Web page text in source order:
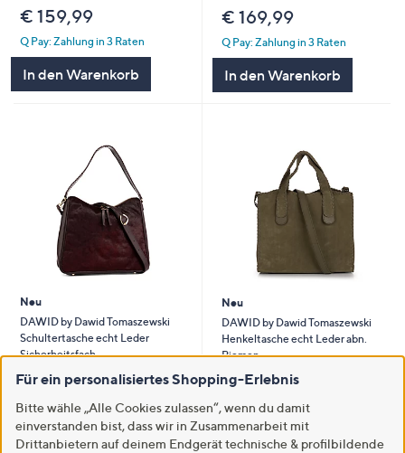
€ 159,99
Q Pay: Zahlung in 3 Raten
In den Warenkorb
€ 169,99
Q Pay: Zahlung in 3 Raten
In den Warenkorb
Neu
DAWID by Dawid Tomaszewski
Schultertasche echt Leder
Sicherheitsfach
€ 139,99
Q Pay: Zahlung in 3 Raten
Weitere Farben verfügbar
Neu
DAWID by Dawid Tomaszewski
Henkeltasche echt Leder abn.
Riemen
€ 149,99
Q Pay: Zahlung in 3 Raten
Weitere Farben verfügbar
Für ein personalisiertes Shopping-Erlebnis
Bitte wähle „Alle Cookies zulassen“, wenn du damit
einverstanden bist, dass wir in Zusammenarbeit mit
Drittanbietern auf deinem Endgerät technische & profilbildende